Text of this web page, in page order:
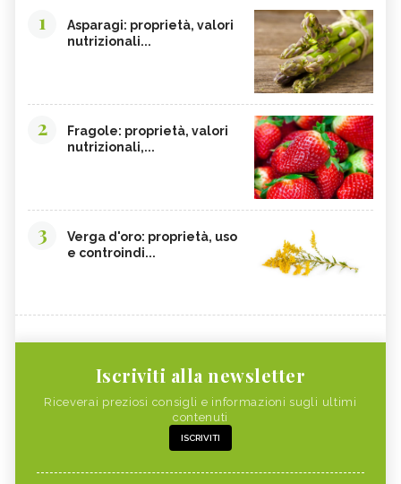
1
Asparagi: proprietà, valori
nutrizionali...
2
Fragole: proprietà, valori
nutrizionali,...
3
Verga d'oro: proprietà, uso
e controindi...
Iscriviti alla newsletter
Riceverai preziosi consigli e informazioni sugli ultimi
contenuti
ISCRIVITI